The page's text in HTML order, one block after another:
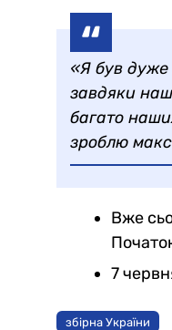
«Я був дуже
завдяки
багато
зроблю
Вже
7
збірна України